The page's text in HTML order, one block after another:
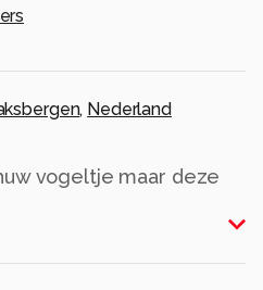
, Nederland
vogeltje maar deze